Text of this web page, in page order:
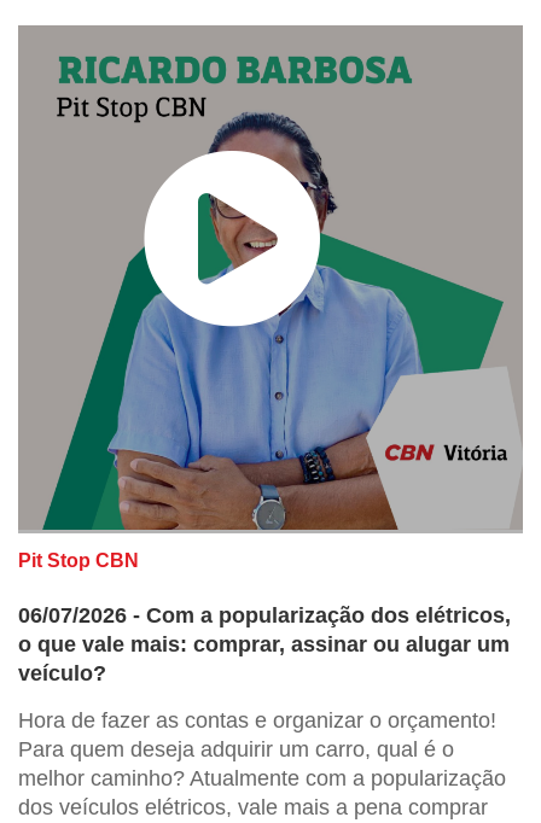
Pit Stop CBN
06/07/2026 - Com a popularização dos elétricos,
o que vale mais: comprar, assinar ou alugar um
veículo?
Hora de fazer as contas e organizar o orçamento!
Para quem deseja adquirir um carro, qual é o
melhor caminho? Atualmente com a popularização
dos veículos elétricos, vale mais a pena comprar